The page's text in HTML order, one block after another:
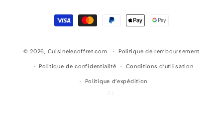
de
© 2026, Cuisinelecoffret.com Politique de remboursement
Politique de confidentialité Conditions d’utilisation
Politique d’expédition